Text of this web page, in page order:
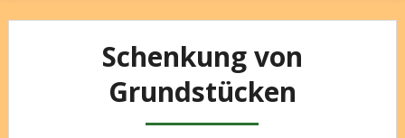
Schenkung von
Grundstücken